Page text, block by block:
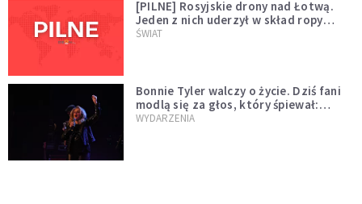
[PILNE] Rosyjskie drony nad Łotwą.
Jeden z nich uderzył w skład ropy
naftowej
ŚWIAT
Bonnie Tyler walczy o życie. Dziś fani
modlą się za głos, który śpiewał:
"Lord, help me"
WYDARZENIA